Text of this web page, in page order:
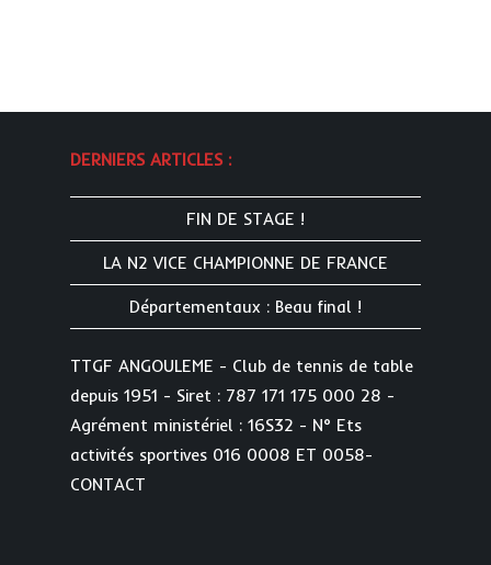
DERNIERS ARTICLES :
FIN DE STAGE !
LA N2 VICE CHAMPIONNE DE FRANCE
Départementaux : Beau final !
TTGF ANGOULEME - Club de tennis de table
depuis 1951 - Siret : 787 171 175 000 28 -
Agrément ministériel : 16S32 - N° Ets
activités sportives 016 0008 ET 0058-
CONTACT